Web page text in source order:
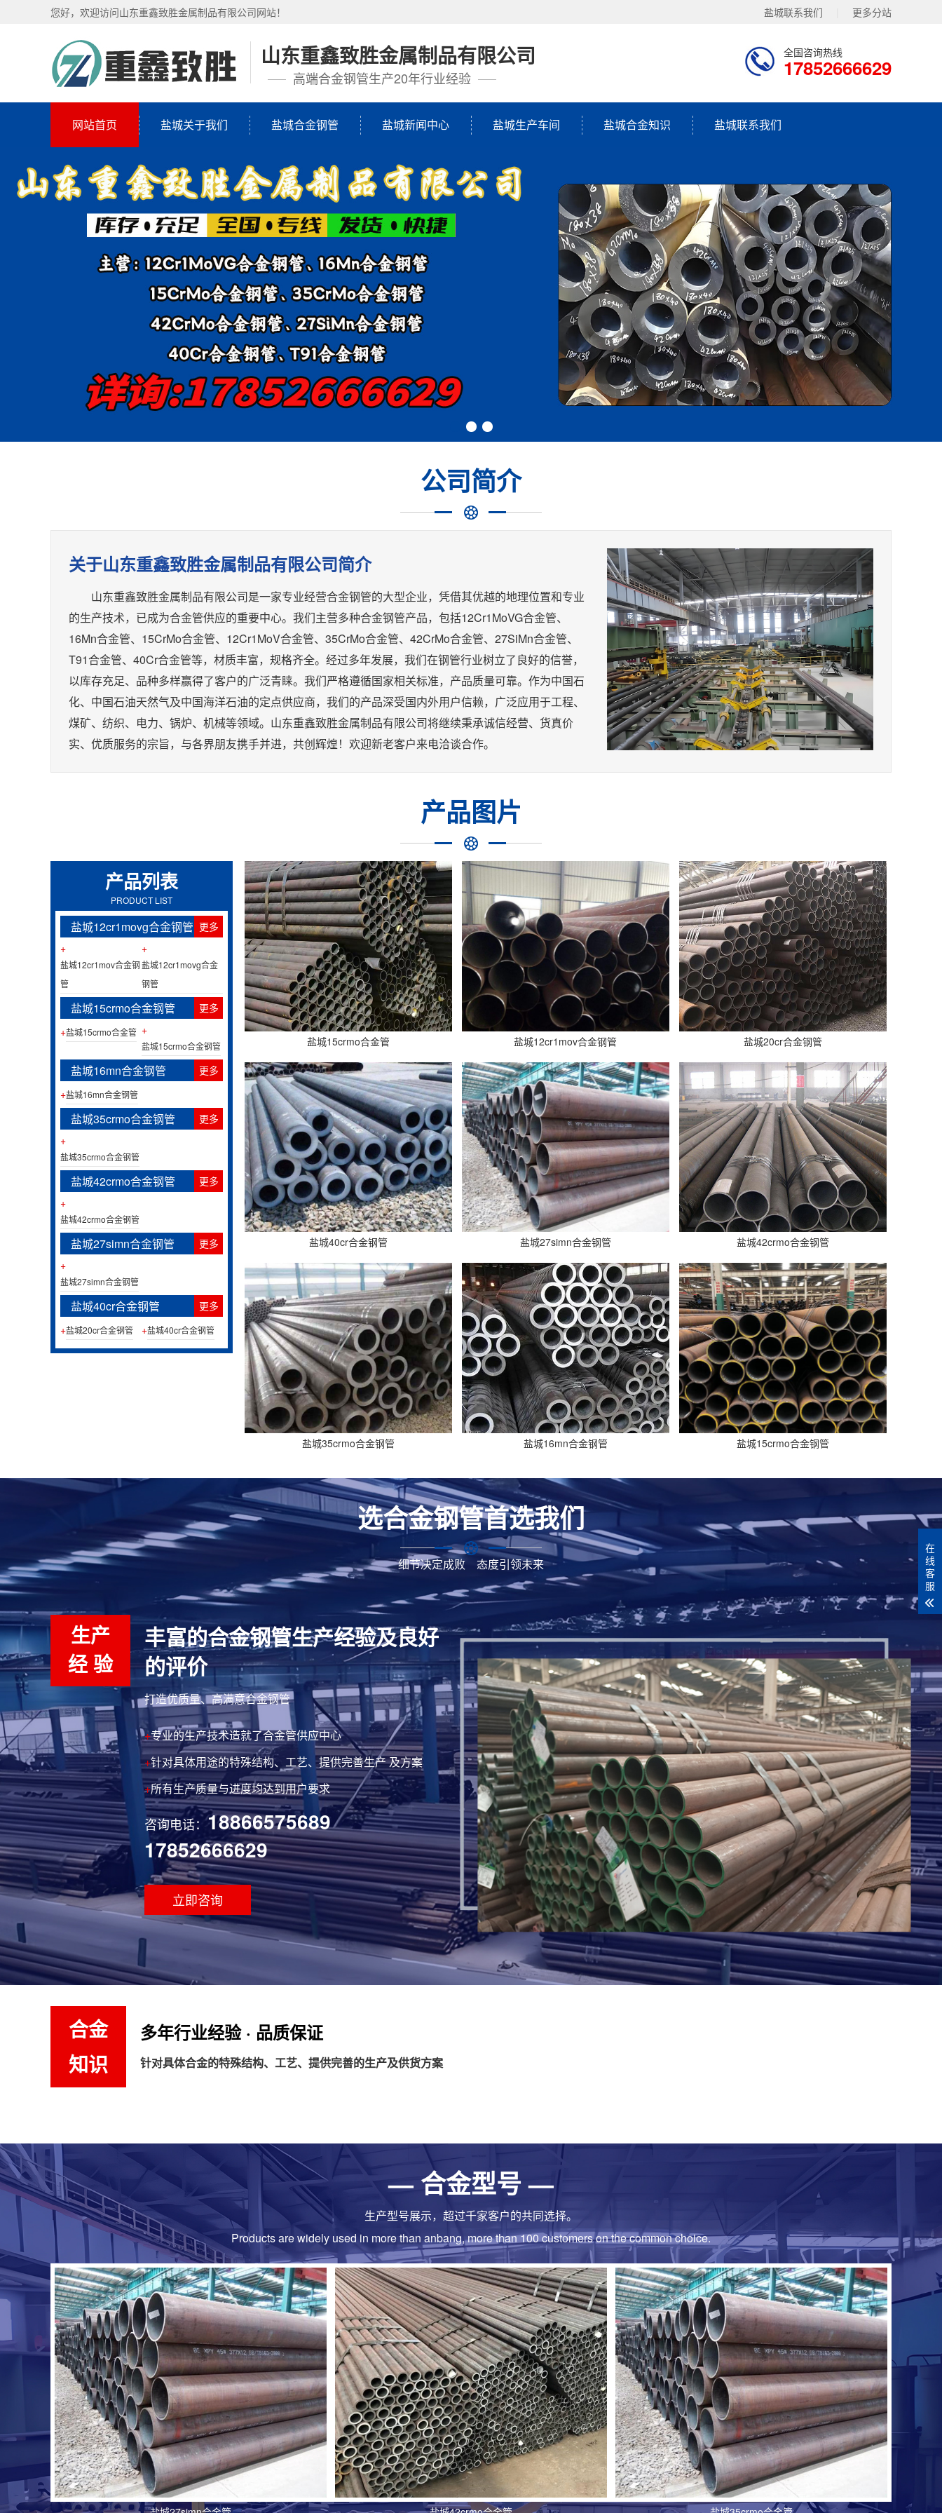
盐城联系我们 更多分站
您好，欢迎访问山东重鑫致胜金属制品有限公司网站！
山东重鑫致胜金属制品有限公司
高端合金钢管生产20年行业经验
全国咨询热线
17852666629
网站首页 盐城关于我们 盐城合金钢管 盐城新闻中心 盐城生产车间 盐城合金知识 盐城联系我们
公司简介
关于山东重鑫致胜金属制品有限公司简介
山东重鑫致胜金属制品有限公司是一家专业经营合金钢管的大型企业，凭借其优越的地理位置和专业
的生产技术，已成为合金管供应的重要中心。 我们主营多种合金钢管产品，包括12Cr1MoVG合金管、
16Mn合金管、15CrMo合金管、12Cr1MoV合金管、35CrMo合金管、42CrMo合金管、27SiMn合金管、
T91合金管、40Cr合金管等，材质丰富，规格齐全。经过多年发展，我们在钢管行业树立了良好的信誉，
以库存充足、品种多样赢得了客户的广泛青睐。我们严格遵循国家相关标准，产品质量可靠。作为中国石
化、中国石油天然气及中国海洋石油的定点供应商，我们的产品深受国内外用户信赖，广泛应用于工程、
煤矿、纺织、电力、锅炉、机械等领域。山东重鑫致胜金属制品有限公司将继续秉承诚信经营、货真价
实、优质服务的宗旨，与各界朋友携手并进，共创辉煌！欢迎新老客户来电洽谈合作。
产品图片
产品列表
PRODUCT LIST
盐城12cr1movg合金钢管 更多
+
盐城12cr1mov合金钢
管
+
盐城12cr1movg合金
钢管
盐城15crmo合金钢管
更多
+盐城15crmo合金管 +
盐城15crmo合金钢管
盐城16mn合金钢管
更多
+盐城16mn合金钢管
盐城35crmo合金钢管
更多
+
盐城35crmo合金钢管
盐城42crmo合金钢管
更多
+
盐城42crmo合金钢管
盐城27simn合金钢管
更多
+
盐城27simn合金钢管
盐城40cr合金钢管
更多
+盐城20cr合金钢管 +盐城40cr合金钢管
盐城15crmo合金管 盐城12cr1mov合金钢管 盐城20cr合金钢管
盐城40cr合金钢管 盐城27simn合金钢管 盐城42crmo合金钢管
盐城35crmo合金钢管 盐城16mn合金钢管 盐城15crmo合金钢管
选合金钢管首选我们
细节决定成败 态度引领未来
生产
经 验
丰富的合金钢管生产经验及良好
的评价
打造优质量、高满意合金钢管
+专业的生产技术造就了合金管供应中心
+针对具体用途的特殊结构、工艺、提供完善生产 及方案
+所有生产质量与进度均达到用户要求
咨询电话：18866575689
17852666629
立即咨询
合金
知识
多年行业经验 · 品质保证
针对具体合金的特殊结构、工艺、提供完善的生产及供货方案
— 合金型号 —
生产型号展示，超过千家客户的共同选择。
Products are widely used in more than anbang, more than 100 customers on the common choice.
盐城合金钢管的细分材质有哪些
合金钢管因优异力学性能与耐腐蚀特性被多行业广泛应用，其细分材质
包括含如q345b......
盐城12cr1mov合金管的主要应用行业
历经千锤百炼的12cr1mov合金管凭借优异高温性能，成为能源、化工
等核心工业不......
盐城合金钢管的细分材质有哪些
合金钢管因优异力学性能与耐腐蚀特性被多行业广泛应用，其细分材质
包括含如q345b......
盐城12cr1mov合金管的主要应用行业
历经千锤百炼的12cr1mov合金管凭借优异高温性能，成为能源、化工
等核心工业不......
盐城合金钢管的应用行业及成分分析
作为材料工程师，我深知合金钢管是冶金技术与工程智慧的结晶，通过
引入关键元素重塑钢......
盐城35crmo合金钢管的主要应用行业
35crmo合金钢管广泛应用于石油天然气、化工、电力、机械制造、汽
车、航空航天等......
盐城16mn合金钢管生产工艺
16mn合金钢管生产工艺因用途、规格、材质等因素而异，一般包括原
材料准备、管坯制......
在
线
客
服